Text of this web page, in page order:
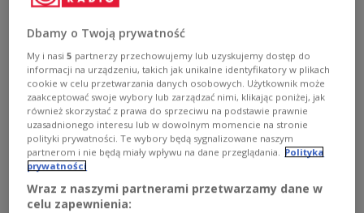
Życie na cenzurowanym w PRL. Gdzie
cenzorzy z tamtych lat?
Dbamy o Twoją prywatność
My i nasi5 partnerzy przechowujemy lub uzyskujemy dostęp do
informacji na urządzeniu, takich jak unikalne identyfikatory w plikach
cookie w celu przetwarzania danych osobowych. Użytkownik może
zaakceptować swoje wybory lub zarządzać nimi, klikając poniżej, jak
również skorzystać z prawa do sprzeciwu na podstawie prawnie
uzasadnionego interesu lub w dowolnym momencie na stronie
polityki prywatności. Te wybory będą sygnalizowane naszym
partnerom i nie będą miały wpływu na dane przeglądania. Polityka
prywatności
Wraz z naszymi partnerami przetwarzamy dane w
celu zapewnienia: